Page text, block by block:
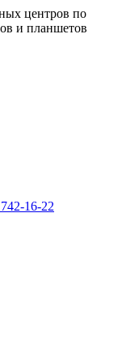
центров по
и планшетов
16-22